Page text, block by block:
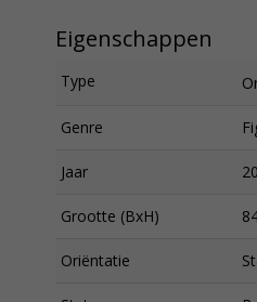
Eigenschappen
Type
Genre
Jaar
Grootte (BxH)
Oriëntatie